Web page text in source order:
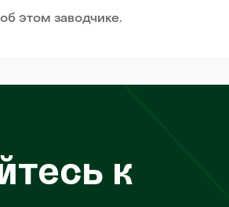
этом заводчике.
к